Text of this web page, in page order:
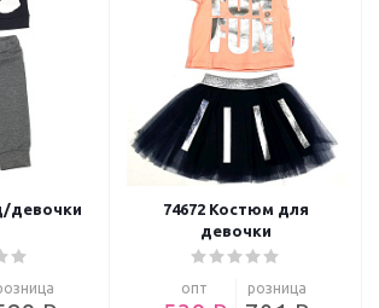
девочки
74672 Костюм для
девочки
опт розница